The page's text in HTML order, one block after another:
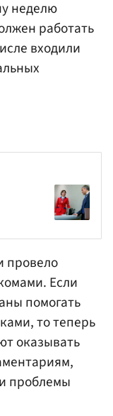
неделю
работать
входили
провело
Если
помогать
то теперь
оказывать
проблемы